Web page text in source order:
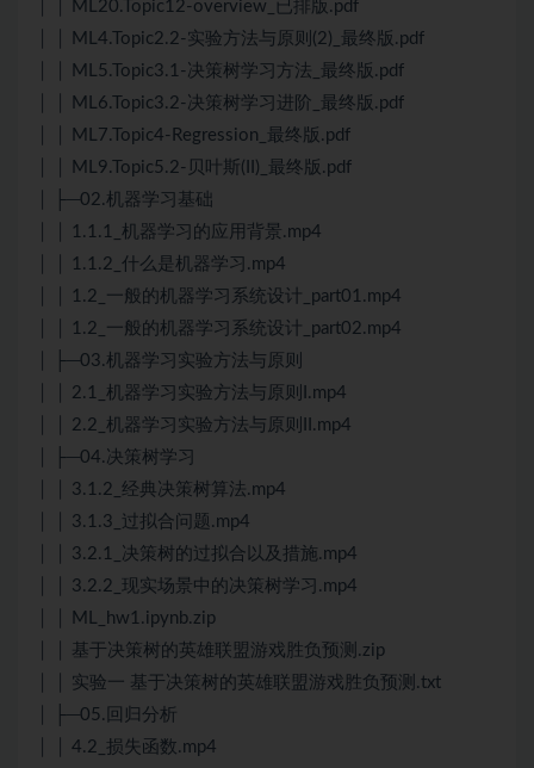
│ │ ML20.Topic12-overview_已排版.pdf
│ │ ML4.Topic2.2-实验方法与原则(2)_最终版.pdf
│ │ ML5.Topic3.1-决策树学习方法_最终版.pdf
│ │ ML6.Topic3.2-决策树学习进阶_最终版.pdf
│ │ ML7.Topic4-Regression_最终版.pdf
│ │ ML9.Topic5.2-贝叶斯(II)_最终版.pdf
│ ├─02.机器学习基础
│ │ 1.1.1_机器学习的应用背景.mp4
│ │ 1.1.2_什么是机器学习.mp4
│ │ 1.2_一般的机器学习系统设计_part01.mp4
│ │ 1.2_一般的机器学习系统设计_part02.mp4
│ ├─03.机器学习实验方法与原则
│ │ 2.1_机器学习实验方法与原则I.mp4
│ │ 2.2_机器学习实验方法与原则II.mp4
│ ├─04.决策树学习
│ │ 3.1.2_经典决策树算法.mp4
│ │ 3.1.3_过拟合问题.mp4
│ │ 3.2.1_决策树的过拟合以及措施.mp4
│ │ 3.2.2_现实场景中的决策树学习.mp4
│ │ ML_hw1.ipynb.zip
│ │ 基于决策树的英雄联盟游戏胜负预测.zip
│ │ 实验一 基于决策树的英雄联盟游戏胜负预测.txt
│ ├─05.回归分析
│ │ 4.2_损失函数.mp4